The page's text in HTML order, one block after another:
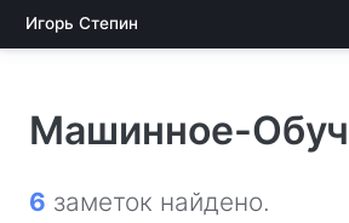
Игорь Степин
Машинное-
6 заметок найдено.